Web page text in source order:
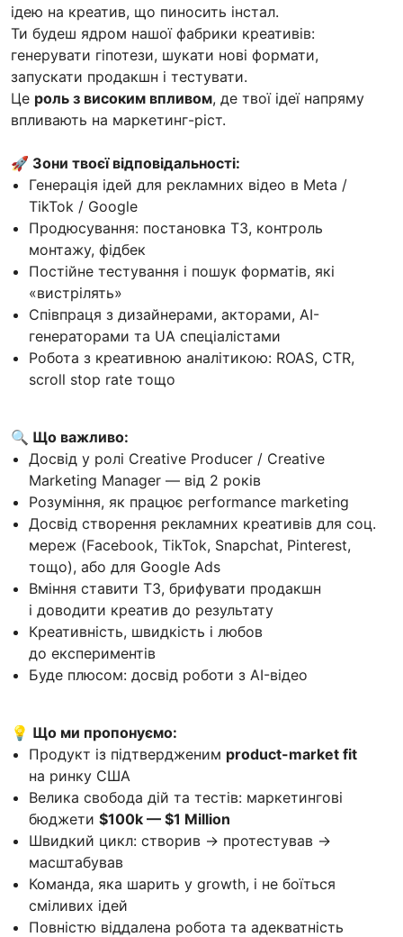
ідею на креатив, що пиносить інстал.
Ти будеш ядром нашої фабрики креативів:
генерувати гіпотези, шукати нові формати,
запускати продакшн і тестувати.
Це роль з високим впливом, де твої ідеї напряму
впливають на маркетинг-ріст.
🚀 Зони твоєї відповідальності:
Генерація ідей для рекламних відео в Meta /
TikTok / Google
Продюсування: постановка ТЗ, контроль
монтажу, фідбек
Постійне тестування і пошук форматів, які
«вистрілять»
Співпраця з дизайнерами, акторами, AI-
генераторами та UA спеціалістами
Робота з креативною аналітикою: ROAS, CTR,
scroll stop rate тощо
🔍 Що важливо:
Досвід у ролі Creative Producer / Creative
Marketing Manager — від 2 років
Розуміння, як працює performance marketing
Досвід створення рекламних креативів для соц.
мереж (Facebook, TikTok, Snapchat, Pinterest,
тощо), або для Google Ads
Вміння ставити ТЗ, брифувати продакшн
і доводити креатив до результату
Креативність, швидкість і любов
до експериментів
Буде плюсом: досвід роботи з AI-відео
💡 Що ми пропонуємо:
Продукт із підтвердженим product-market fit
на ринку США
Велика свобода дій та тестів: маркетингові
бюджети $100k — $1 Million
Швидкий цикл: створив → протестував →
масштабував
Команда, яка шарить у growth, і не боїться
сміливих ідей
Повністю віддалена робота та адекватність